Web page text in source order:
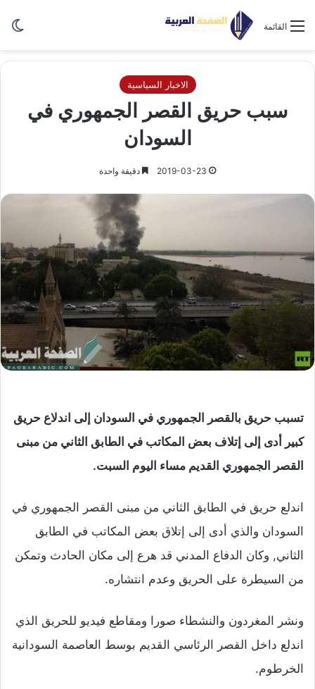
القائمة
الاخبار السياسية
سبب حريق القصر الجمهوري في
السودان
2019-03-23 دقيقة واحدة
تسبب حريق بالقصر الجمهوري في السودان إلى اندلاع حريق
كبير أدى إلى إتلاف بعض المكاتب في الطابق الثاني من مبنى
القصر الجمهوري القديم مساء اليوم السبت.
اندلع حريق في الطابق الثاني من مبنى القصر الجمهوري في
السودان والذي أدى إلى إتلاق بعض المكاتب في الطابق
الثاني, وكان الدفاع المدني قد هرع إلى مكان الحادث وتمكن
من السيطرة على الحريق وعدم انتشاره.
ونشر المغردون والنشطاء صورا ومقاطع فيديو للحريق الذي
اندلع داخل القصر الرئاسي القديم بوسط العاصمة السودانية
الخرطوم.